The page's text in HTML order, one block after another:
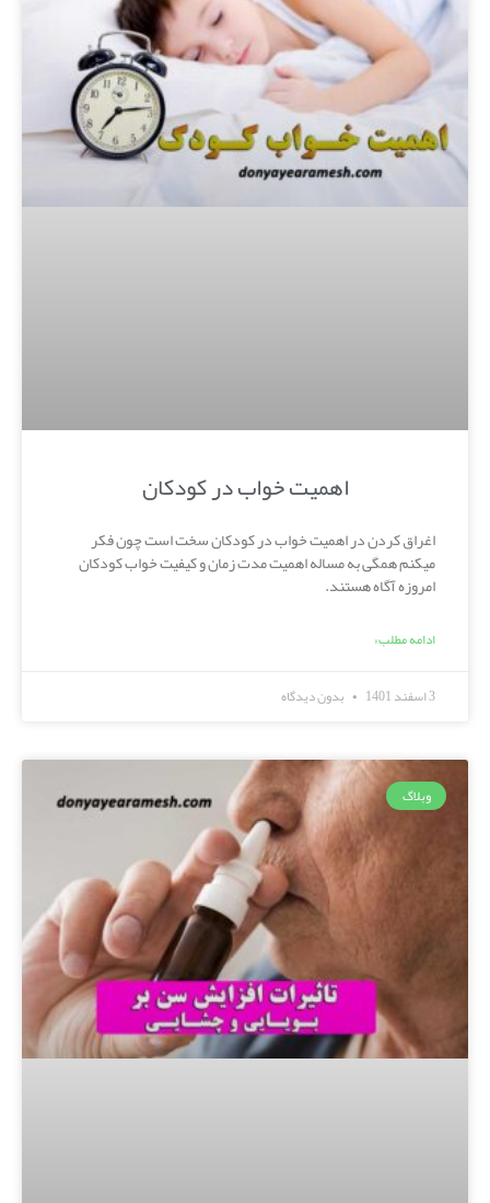
اهمیت خواب در کودکان
اغراق کردن در اهمیت خواب در کودکان سخت است چون فکر
میکنم همگی به مساله اهمیت مدت زمان و کیفیت خواب کودکان
امروزه آگاه هستند.
ادامه مطلب»
3 اسفند 1401 بدون دیدگاه
وبلاگ